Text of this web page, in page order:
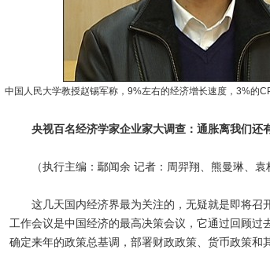
中国人民大学教授赵锡军称，9%左右的经济增长速度，3%的
央视百名经济学家企业家大调查：通胀离我们还
（执行主编：鄢闻余 记者：周羿翔、熊曼琳、袁
这几天国内经济界最为关注的，无疑就是即将召
工作会议是中国经济的最高决策会议，它通过回顾
确定来年的政策总基调，部署财政政策、货币政策和